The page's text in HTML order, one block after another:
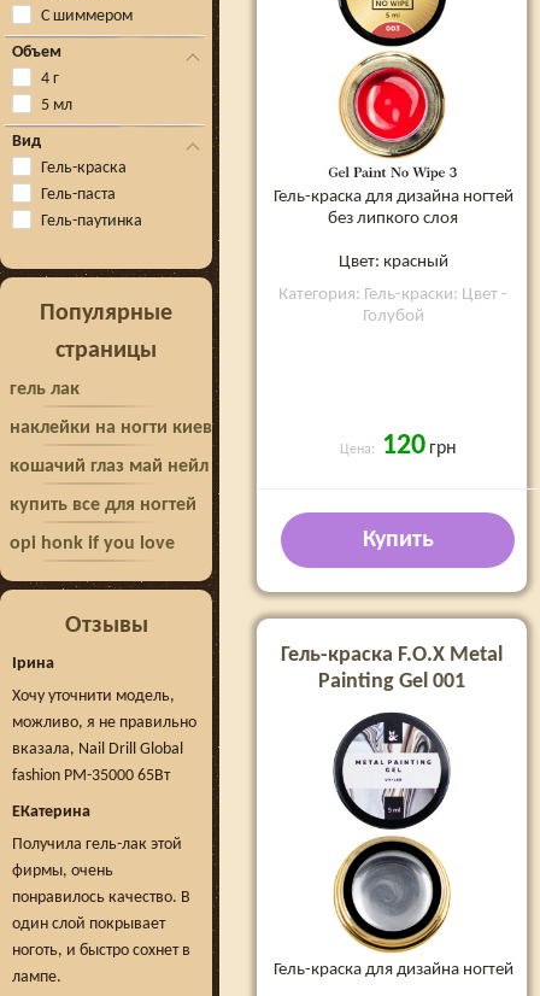
С шиммером
Объем
4 г
5 мл
Вид
Гель-краска
Гель-паста
Гель-паутинка
Популярные
страницы
гель лак
наклейки на ногти киев
кошачий глаз май нейл
купить все для ногтей
opi honk if you love
Отзывы
Ірина
Хочу уточнити модель,
можливо, я не правильно
вказала, Nail Drill Global
fashion PM-35000 65Вт
ЕКатерина
Получила гель-лак этой
фирмы, очень
понравилось качество. В
один слой покрывает
ноготь, и быстро сохнет в
лампе.
Гель-краска для дизайна ногтей
без липкого слоя
Цвет: красный
Категория: Гель-краски: Цвет -
Голубой
Цена: 120 грн
Купить
Гель-краска F.O.X Metal
Painting Gel 001
Гель-краска для дизайна ногтей